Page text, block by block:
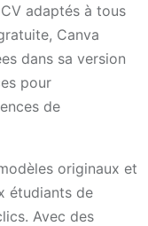
adaptés à tous
Canva
dans sa version
pour
de
originaux et
étudiants de
Avec des